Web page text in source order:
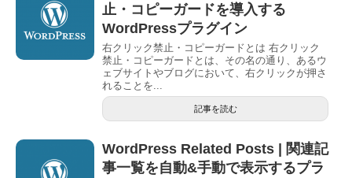
止・コピーガードを導入する
WordPressプラグイン
右クリック禁止・コピーガードとは 右クリック
禁止・コピーガードとは、その名の通り、あるウ
ェブサイトやブログにおいて、右クリックが押さ
れることを...
記事を読む
WordPress Related Posts | 関連記
事一覧を自動&手動で表示するプラ